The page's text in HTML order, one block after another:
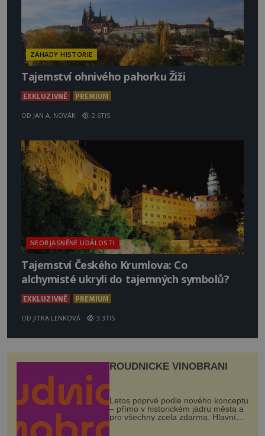
ZÁHADY HISTORIE
Tajemství ohnivého pahorku Žiži
EXKLUZIVNĚ PREMIUM
OD JAN A. NOVÁK 2.6TIS
NEOBJASNĚNÉ UDÁLOSTI
Tajemství Českého Krumlova: Co
alchymisté ukryli do tajemných symbolů?
EXKLUZIVNĚ PREMIUM
OD JITKA LENKOVÁ 3.3TIS
ROUDNICKÉ VINOBRANÍ
Letos poprvé podle nového konceptu
– přímo v historickém jádru města a
pro všechny zcela zdarma. Hlavní
program se odehraje na Karlově a